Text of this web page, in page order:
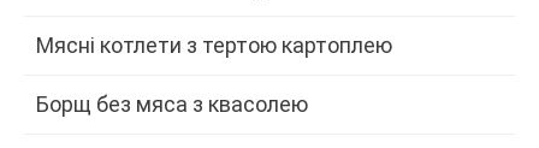
Мясні котлети з тертою картоплею
Борщ без мяса з квасолею